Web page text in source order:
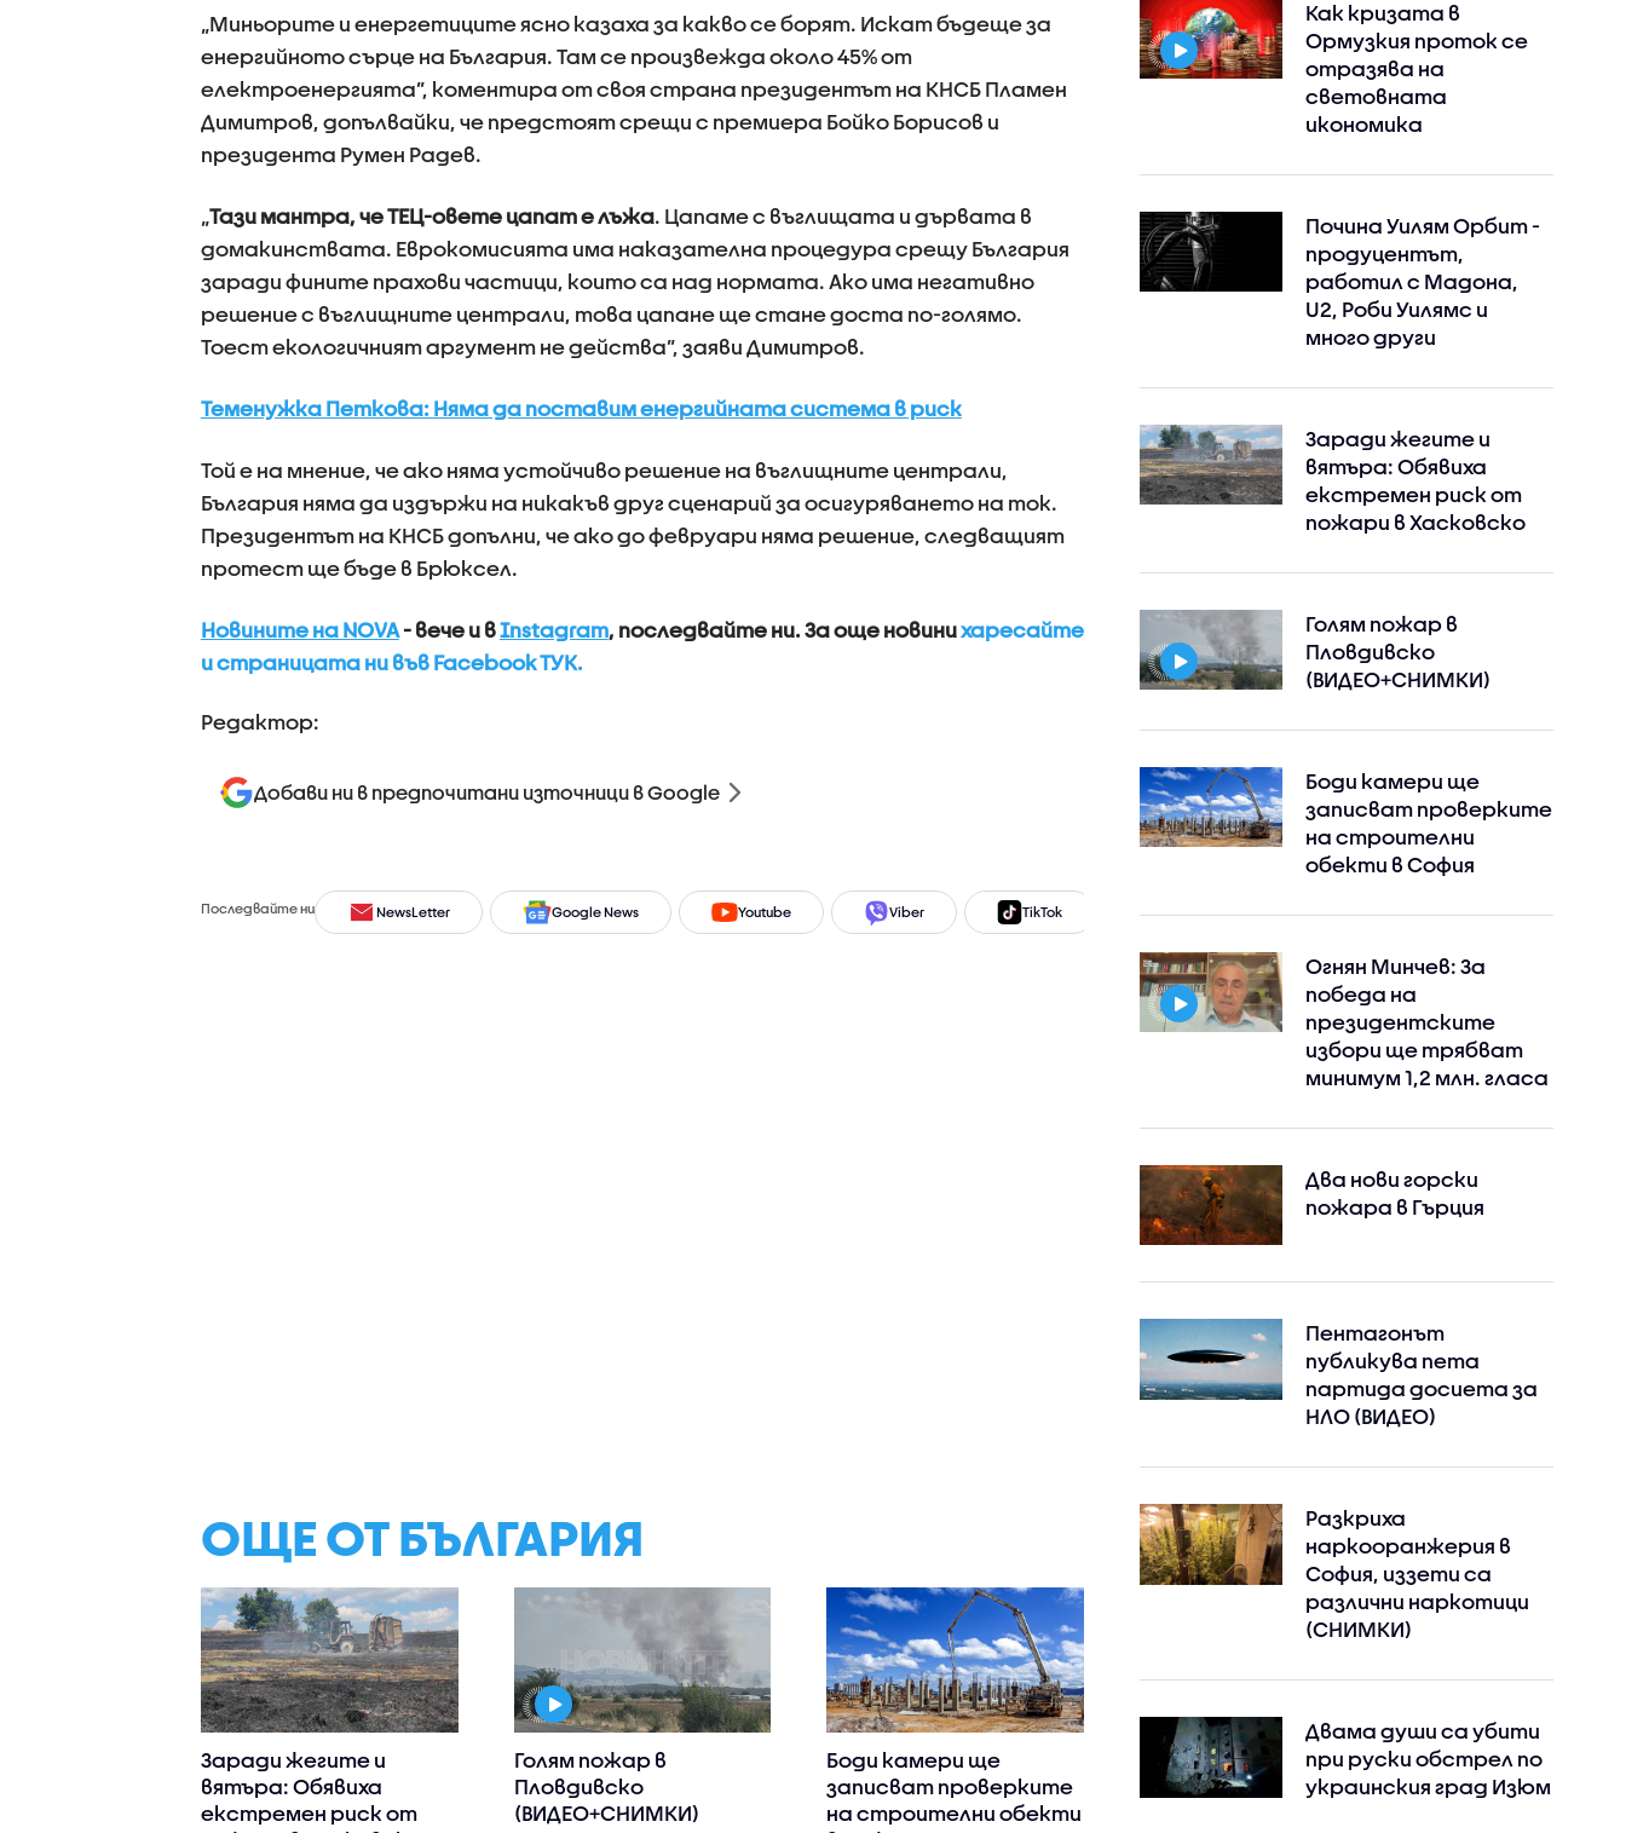
„Миньорите и енергетиците ясно казаха за какво се борят. Искат бъдеще за
енергийното сърце на България. Там се произвежда около 45% от
електроенергията”, коментира от своя страна президентът на КНСБ Пламен
Димитров, допълвайки, че предстоят срещи с премиера Бойко Борисов и
президента Румен Радев.
„Тази мантра, че ТЕЦ-овете цапат е лъжа. Цапаме с въглищата и дървата в
домакинствата. Еврокомисията има наказателна процедура срещу България
заради фините прахови частици, които са над нормата. Ако има негативно
решение с въглищните централи, това цапане ще стане доста по-голямо.
Тоест екологичният аргумент не действа”, заяви Димитров.
Теменужка Петкова: Няма да поставим енергийната система в риск
Той е на мнение, че ако няма устойчиво решение на въглищните централи,
България няма да издържи на никакъв друг сценарий за осигуряването на ток.
Президентът на КНСБ допълни, че ако до февруари няма решение, следващият
протест ще бъде в Брюксел.
Новините на NOVA- вече и вInstagram, последвайте ни.За още новинихаресайте
и страницата ни във Facebook ТУК.
Редактор:
Добави ни в предпочитани източници в Google
Последвайте ни NewsLetter Google News Youtube Viber TikTok Instagram Facebook
ОЩЕ ОТ БЪЛГАРИЯ
Заради жегите и
вятъра: Обявиха
екстремен риск от
Голям пожар в
Пловдивско
(ВИДЕО+СНИМКИ)
Боди камери ще
записват проверките
на строителни обекти
Как кризата в
Ормузкия проток се
отразява на
световната
икономика
Почина Уилям Орбит -
продуцентът,
работил с Мадона,
U2, Роби Уилямс и
много други
Заради жегите и
вятъра: Обявиха
екстремен риск от
пожари в Хасковско
Голям пожар в
Пловдивско
(ВИДЕО+СНИМКИ)
Боди камери ще
записват проверките
на строителни
обекти в София
Огнян Минчев: За
победа на
президентските
избори ще трябват
минимум 1,2 млн. гласа
Два нови горски
пожара в Гърция
Пентагонът
публикува пета
партида досиета за
НЛО (ВИДЕО)
Разкриха
наркооранжерия в
София, иззети са
различни наркотици
(СНИМКИ)
Двама души са убити
при руски обстрeл по
украинския град Изюм